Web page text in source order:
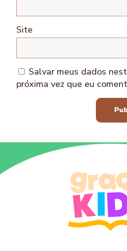
Site
Salvar meus dados
próxima vez que eu